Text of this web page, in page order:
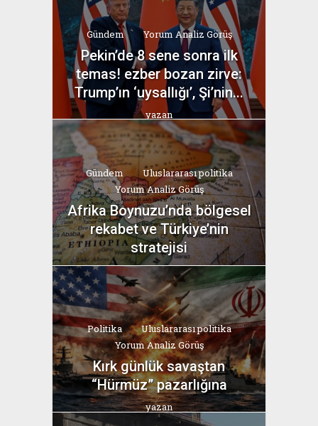
Gündem Yorum Analiz Görüş
Pekin’de 8 sene sonra ilk
temas! ezber bozan zirve:
Trump’ın ‘uysallığı’, Şi’nin...
yazan
Bahri Ak
Gündem
Uluslararası politika
Yorum Analiz Görüş
Afrika Boynuzu’nda bölgesel
rekabet ve Türkiye’nin
stratejisi
yazan
Bahri Ak
Politika
Uluslararası politika
Yorum Analiz Görüş
Kırk günlük savaştan
“Hürmüz” pazarlığına
yazan
Bahri Ak